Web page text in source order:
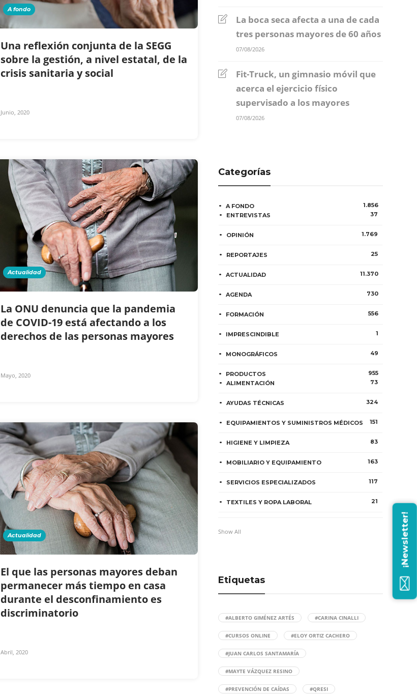
A fondo
Una reflexión conjunta de la SEGG
sobre la gestión, a nivel estatal, de la
crisis sanitaria y social
Junio, 2020
Actualidad
La ONU denuncia que la pandemia
de COVID-19 está afectando a los
derechos de las personas mayores
Mayo, 2020
Actualidad
El que las personas mayores deban
permanecer más tiempo en casa
durante el desconfinamiento es
discriminatorio
Abril, 2020
La boca seca afecta a una de cada
tres personas mayores de 60 años
07/08/2026
Fit-Truck, un gimnasio móvil que
acerca el ejercicio físico
supervisado a los mayores
07/08/2026
Categorías
A FONDO
1.856
ENTREVISTAS
37
OPINIÓN 1.769
REPORTAJES 25
ACTUALIDAD 11.370
AGENDA 730
FORMACIÓN 556
IMPRESCINDIBLE 1
MONOGRÁFICOS 49
PRODUCTOS
955
ALIMENTACIÓN
73
AYUDAS TÉCNICAS 324
EQUIPAMIENTOS Y SUMINISTROS MÉDICOS 151
HIGIENE Y LIMPIEZA 83
MOBILIARIO Y EQUIPAMIENTO 163
SERVICIOS ESPECIALIZADOS 117
TEXTILES Y ROPA LABORAL 21
Show All
Etiquetas
#ALBERTO GIMÉNEZ ARTÉS #CARINA CINALLI
#CURSOS ONLINE #ELOY ORTIZ CACHERO
#JUAN CARLOS SANTAMARÍA
#MAYTE VÁZQUEZ RESINO
#PREVENCIÓN DE CAÍDAS #QRESI
¡Newsletter!